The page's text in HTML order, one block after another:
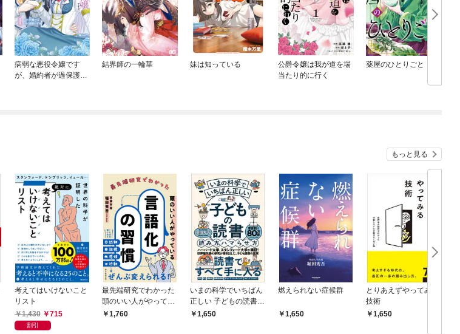
病弱な悪役令嬢です
が、婚約者が過保護す
結界師の一輪華 妹は知っている
公爵令嬢は我が道を場
当たり的に行く
薬屋のひとりごと
もっと見る
考えてはいけないこと
リスト
1,430
715
割引
最先端研究でわかった
頭のいい人がやってい
る言語化の習慣
1,760
いまの科学でいちばん
正しい 子どもの読書
読み方、ハマらせ方
1,650
燃えられない症候群
1,650
とりあえずやってみる
技術
1,650